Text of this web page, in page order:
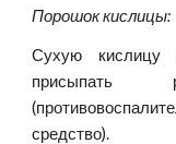
Порошок кислицы:
Сухую кислицу
присыпать
средство).